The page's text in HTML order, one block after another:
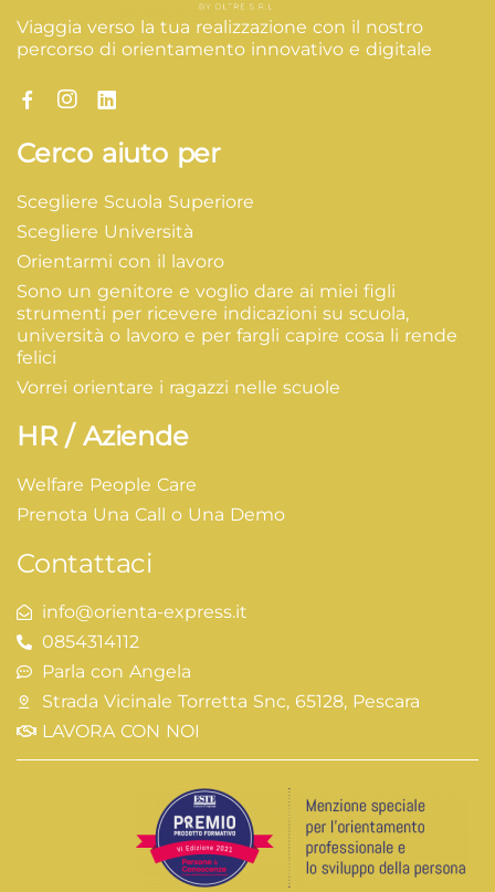
Viaggia verso la tua realizzazione con il nostro
percorso di orientamento innovativo e digitale
Cerco aiuto per
Scegliere Scuola Superiore
Scegliere Università
Orientarmi con il lavoro
Sono un genitore e voglio dare ai miei figli
strumenti per ricevere indicazioni su scuola,
università o lavoro e per fargli capire cosa li rende
felici
Vorrei orientare i ragazzi nelle scuole
HR / Aziende
Welfare People Care
Prenota Una Call o Una Demo
Contattaci
info@orienta-express.it
0854314112
Parla con Angela
Strada Vicinale Torretta Snc, 65128, Pescara
LAVORA CON NOI